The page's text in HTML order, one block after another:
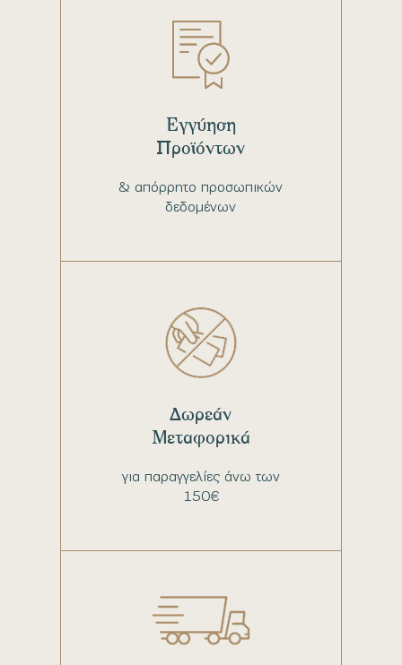
& απόρρητο προσωπικών
δεδομένων
Εγγύηση
Προϊόντων
για παραγγελίες άνω των
150€
Δωρεάν
Μεταφορικά